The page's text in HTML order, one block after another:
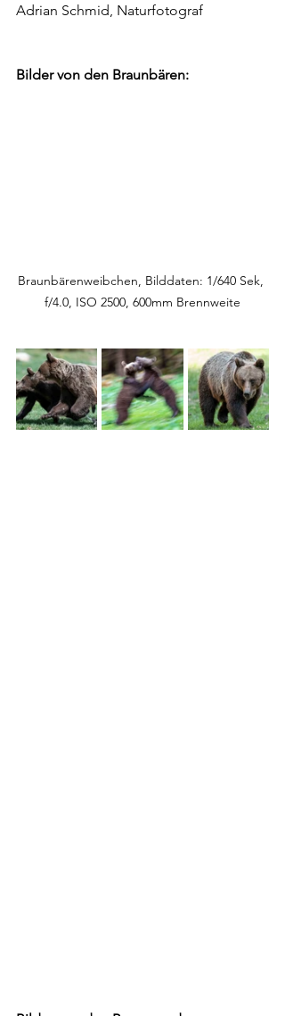
Adrian Schmid, Naturfotograf
Bilder von den Braunbären:
Braunbärenweibchen, Bilddaten: 1/640 Sek,
f/4.0, ISO 2500, 600mm Brennweite